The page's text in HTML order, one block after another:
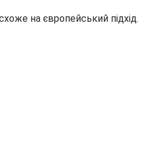
на європейський підхід.